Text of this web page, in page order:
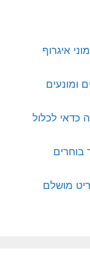
איגרוף
ומונעים
כדאי לכלול
בוחרים
מושלם